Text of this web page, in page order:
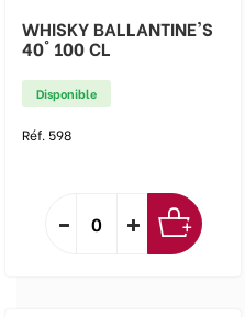
WHISKY BALLANTINE'S
40° 100 CL
Disponible
Réf. 598